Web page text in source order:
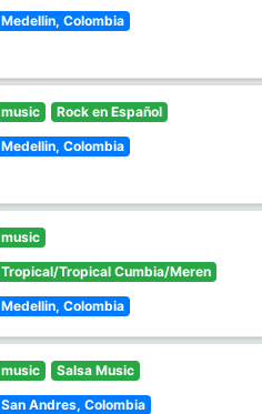
Medellin, Colombia
music Rock en Español
Medellin, Colombia
music
Tropical/Tropical Cumbia/Meren
Medellin, Colombia
music Salsa Music
San Andres, Colombia